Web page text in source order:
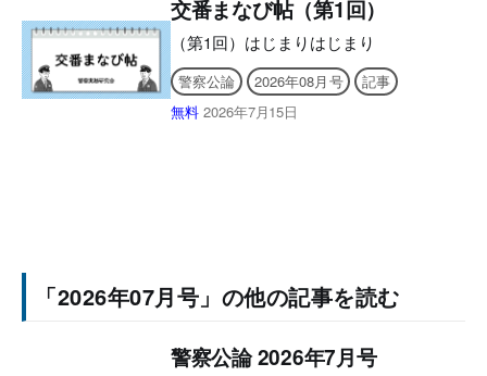
よりメールでお送りいたします。 ［シ
リアルナンバー有効期限］ アプリ
「KEISATSU KORON PASSPORT」
2027年6月9日 まで Webメディア「警察
公論オンライン」2026年8月9日 まで
■2026年7月号電子版の付録に
交番まなび帖（第1回）
（第1回）はじまりはじまり
警察公論 2026年08月号
記事
無料 2026年7月15日
「2026年07月号」の他の記事を読む
警察公論 2026年7月号